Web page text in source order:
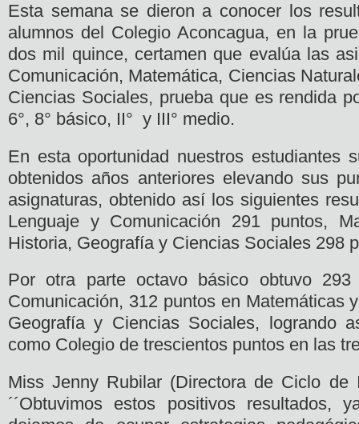
Esta semana se dieron a conocer los
alumnos del Colegio Aconcagua, en la
dos mil quince, certamen que evalúa las
Comunicación, Matemática, Ciencias
Ciencias Sociales, prueba que es rendida
6°, 8° básico, II° y III° medio.
En esta oportunidad nuestros estudiantes
obtenidos años anteriores elevando sus
asignaturas, obtenido así los siguientes
Lenguaje y Comunicación 291 puntos,
Historia, Geografía y Ciencias Sociales 298
Por otra parte octavo básico obtuvo
Comunicación, 312 puntos en Matemáticas
Geografía y Ciencias Sociales, logrando
como Colegio de trescientos puntos en las
Miss Jenny Rubilar (Directora de Ciclo de
´´Obtuvimos estos positivos resultados,